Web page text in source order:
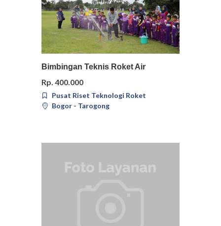
Pilih Detail
Bimbingan Teknis Roket Air
Rp. 400.000
Pusat Riset Teknologi Roket
Bogor - Tarogong